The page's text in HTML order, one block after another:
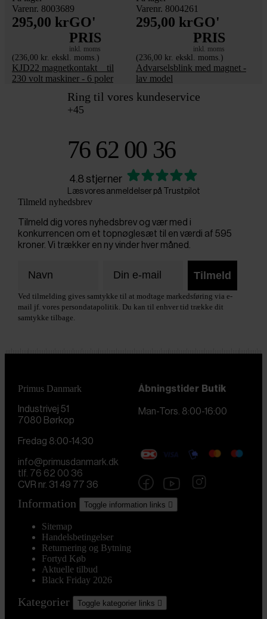
Varenr. 8003689
295,00 krGO'
PRIS
inkl. moms
(236,00 kr. ekskl. moms.)
KJD22 magnetkontakt _ til
230 volt maskiner - 6 poler
Varenr. 8004261
295,00 krGO'
PRIS
inkl. moms
(236,00 kr. ekskl. moms.)
Advarselsblink med magnet -
lav model
Ring til vores kundeservice
+45
76 62 00 36
4.8 stjerner
Læs vores anmeldelser på Trustpilot
Tilmeld nyhedsbrev
Tilmeld dig vores nyhedsbrev og vær med i
konkurrencen om et topnøglesæt til en værdi af 595
kroner. Vi trækker en ny vinder hver måned.
Tilmeld
Ved tilmelding gives samtykke til at modtage markedsføring via e-
mail jf. vores persondatapolitik. Du kan til enhver tid trække dit
samtykke tilbage.
Primus Danmark
Industrivej 51
7080 Børkop
Åbningstider Butik
Man-Tors. 8:00-16:00
Fredag 8:00-14:30
info@primusdanmark.dk
tlf. 76 62 00 36
CVR nr. 31 49 77 36
Information Toggle information links 
Sitemap
Handelsbetingelser
Returnering og Bytning
Fortyd Køb
Aktuelle tilbud
Black Friday 2026
Kategorier Toggle kategorier links 